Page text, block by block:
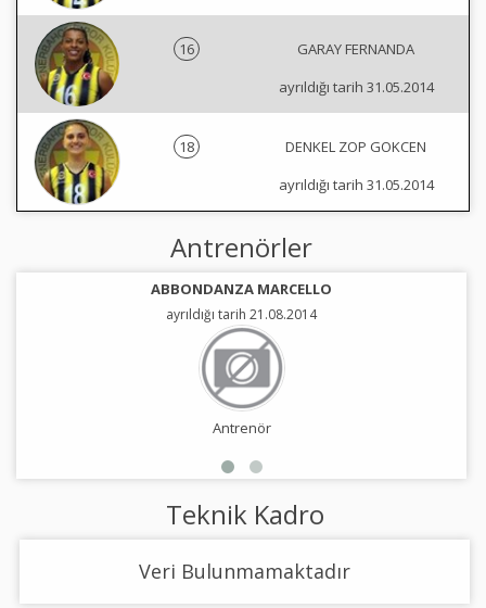
16
GARAY FERNANDA
ayrıldığı tarih 31.05.2014
18
DENKEL ZOP GOKCEN
ayrıldığı tarih 31.05.2014
Antrenörler
ABBONDANZA MARCELLO
ayrıldığı tarih 21.08.2014
Antrenör
Teknik Kadro
Veri Bulunmamaktadır